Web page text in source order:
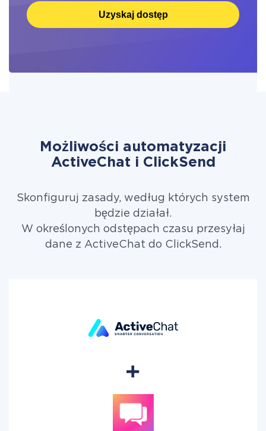
Uzyskaj dostęp
Możliwości automatyzacji
ActiveChat i ClickSend
Skonfiguruj zasady, według których system
będzie działał.
W określonych odstępach czasu przesyłaj
dane z ActiveChat do ClickSend.